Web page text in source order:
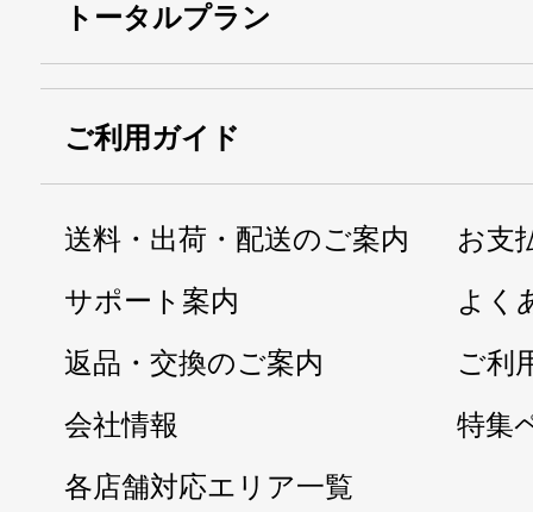
トータルプラン
ご利用ガイド
送料・出荷・配送のご案内
お支
サポート案内
よく
返品・交換のご案内
ご利
会社情報
特集
各店舗対応エリア一覧